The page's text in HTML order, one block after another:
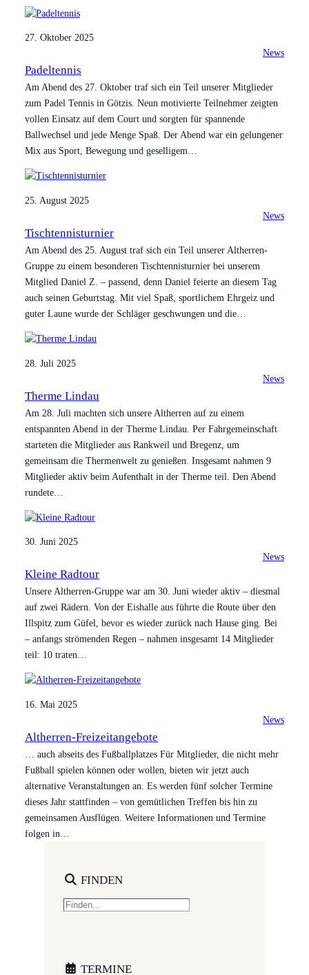
27. Oktober 2025
News
Padeltennis
Am Abend des 27. Oktober traf sich ein Teil unserer Mitglieder
zum Padel Tennis in Götzis. Neun motivierte Teilnehmer zeigten
vollen Einsatz auf dem Court und sorgten für spannende
Ballwechsel und jede Menge Spaß. Der Abend war ein gelungener
Mix aus Sport, Bewegung und geselligem…
25. August 2025
News
Tischtennisturnier
Am Abend des 25. August traf sich ein Teil unserer Altherren-
Gruppe zu einem besonderen Tischtennisturnier bei unserem
Mitglied Daniel Z. – passend, denn Daniel feierte an diesem Tag
auch seinen Geburtstag. Mit viel Spaß, sportlichem Ehrgeiz und
guter Laune wurde der Schläger geschwungen und die…
28. Juli 2025
News
Therme Lindau
Am 28. Juli machten sich unsere Altherren auf zu einem
entspannten Abend in der Therme Lindau. Per Fahrgemeinschaft
starteten die Mitglieder aus Rankweil und Bregenz, um
gemeinsam die Thermenwelt zu genießen. Insgesamt nahmen 9
Mitglieder aktiv beim Aufenthalt in der Therme teil. Den Abend
rundete…
30. Juni 2025
News
Kleine Radtour
Unsere Altherren-Gruppe war am 30. Juni wieder aktiv – diesmal
auf zwei Rädern. Von der Eishalle aus führte die Route über den
Illspitz zum Güfel, bevor es wieder zurück nach Hause ging. Bei
– anfangs strömenden Regen – nahmen insgesamt 14 Mitglieder
teil: 10 traten…
16. Mai 2025
News
Altherren-Freizeitangebote
… auch abseits des Fußballplatzes Für Mitglieder, die nicht mehr
Fußball spielen können oder wollen, bieten wir jetzt auch
alternative Veranstaltungen an. Es werden fünf solcher Termine
dieses Jahr stattfinden – von gemütlichen Treffen bis hin zu
gemeinsamen Ausflügen. Weitere Informationen und Termine
folgen in…
FINDEN
S
c
TERMINE